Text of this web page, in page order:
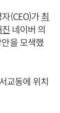
(CEO)가최
네이버 의
을 모색했
교동에 위치